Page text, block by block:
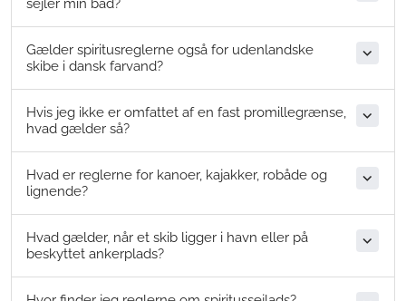
sejler min båd?
Gælder spiritusreglerne også for udenlandske
skibe i dansk farvand?
Hvis jeg ikke er omfattet af en fast promillegrænse,
hvad gælder så?
Hvad er reglerne for kanoer, kajakker, robåde og
lignende?
Hvad gælder, når et skib ligger i havn eller på
beskyttet ankerplads?